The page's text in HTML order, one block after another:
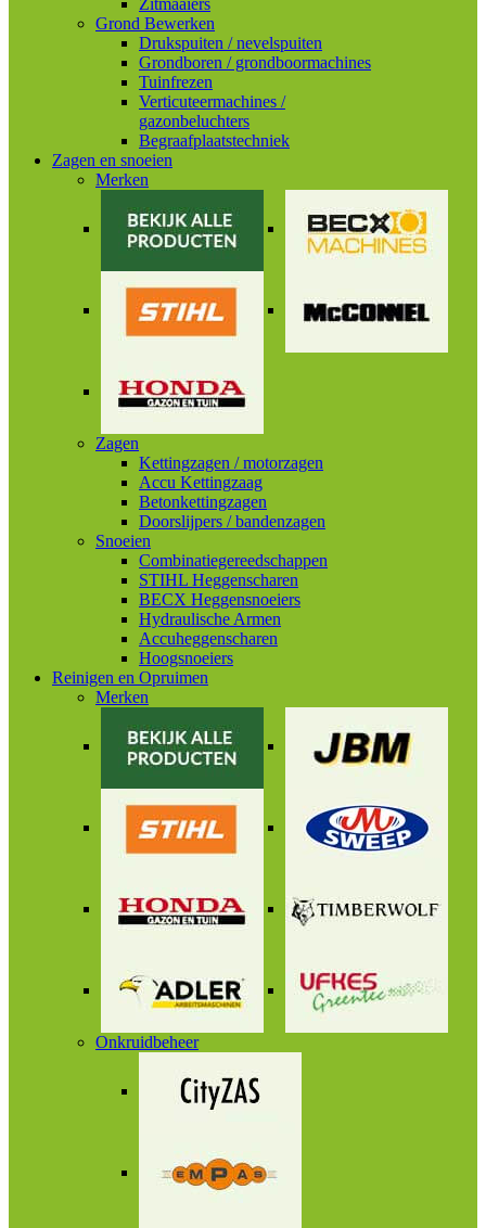
Zitmaaiers
Grond Bewerken
Drukspuiten / nevelspuiten
Grondboren / grondboormachines
Tuinfrezen
Verticuteermachines /
gazonbeluchters
Begraafplaatstechniek
Zagen en snoeien
Merken
Zagen
Kettingzagen / motorzagen
Accu Kettingzaag
Betonkettingzagen
Doorslijpers / bandenzagen
Snoeien
Combinatiegereedschappen
STIHL Heggenscharen
BECX Heggensnoeiers
Hydraulische Armen
Accuheggenscharen
Hoogsnoeiers
Reinigen en Opruimen
Merken
Onkruidbeheer